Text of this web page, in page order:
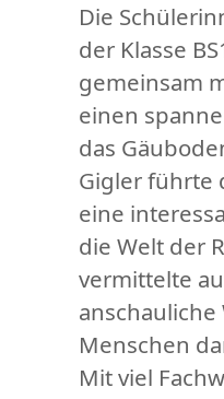
Die
der Klasse
gemeinsam
einen
das
Gigler führte
eine
die Welt der
vermittelte
anschauliche
Menschen
Mit viel